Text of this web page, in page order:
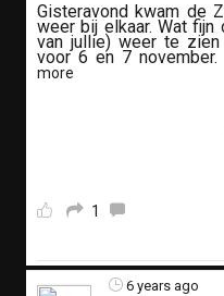
Gisteravond kwam de
weer bij elkaar. Wat fijn
van jullie) weer te zien
voor 6 en 7
more
1
6 years ago